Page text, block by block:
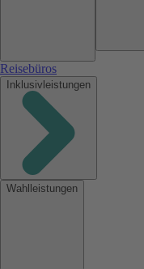
Reisebüros
Inklusivleistungen
Wahlleistungen